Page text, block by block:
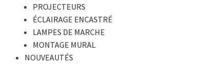
PROJECTEURS
ÉCLAIRAGE ENCASTRÉ
LAMPES DE MARCHE
MONTAGE MURAL
NOUVEAUTÉS